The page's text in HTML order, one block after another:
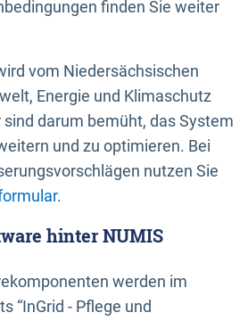
finden Sie weiter
vom Niedersächsischen
Energie und Klimaschutz
darum bemüht, das System
und zu optimieren. Bei
nutzen Sie
.
hinter NUMIS
werden im
“InGrid - Pflege und